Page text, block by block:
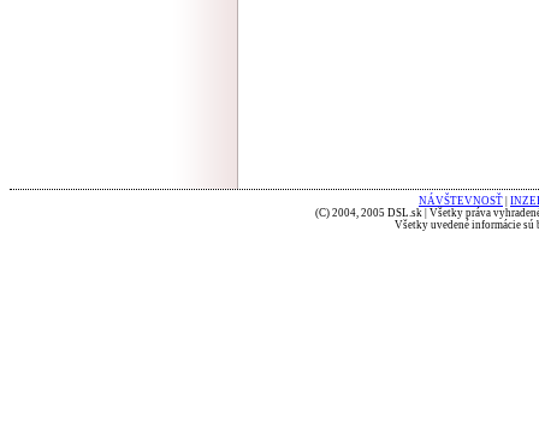
NÁVŠTEVNOSŤ
(C) 2004, 2005 DSL.sk | Všetky práva
Všetky uvedené informácie sú